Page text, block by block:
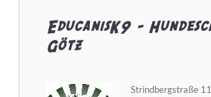
EducanisK9 -
Götz
Strindbergstraße 11